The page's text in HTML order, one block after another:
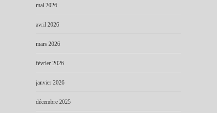
mai 2026
avril 2026
mars 2026
février 2026
janvier 2026
décembre 2025